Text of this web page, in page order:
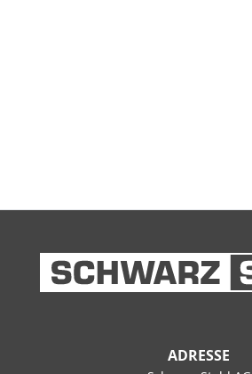
ADRESSE